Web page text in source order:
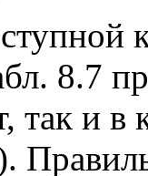
8.7
так и